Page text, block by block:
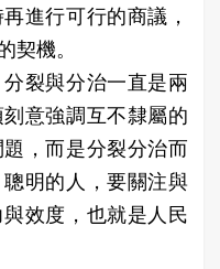
進行可行的商議，
契機。
裂與分治一直是兩
意強調互不隸屬的
，而是分裂分治而
明的人，要關注與
效度，也就是人民